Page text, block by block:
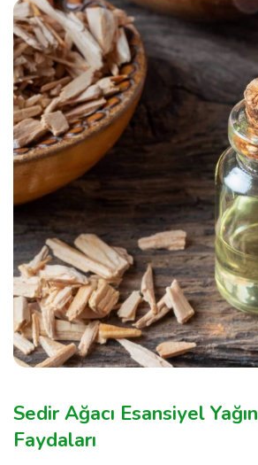
Sedir Ağacı Esansiyel
Faydaları